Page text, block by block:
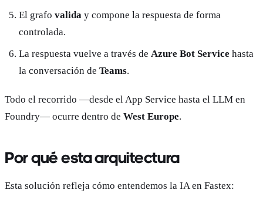
El grafo validay compone la respuesta de forma
controlada.
La respuesta vuelve a través de Azure Bot Service hasta
la conversación de Teams.
Todo el recorrido —desde el App Service hasta el LLM en
Foundry— ocurre dentro de West Europe.
Por qué esta arquitectura
Esta solución refleja cómo entendemos la IA en Fastex: